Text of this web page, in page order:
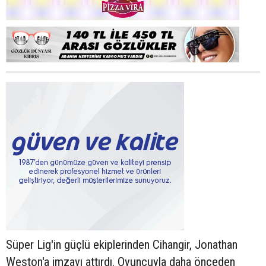
Süper Lig'in güçlü ekiplerinden Cihangir, Jonathan
Weston'a imzayı attırdı. Oyuncuyla daha önceden